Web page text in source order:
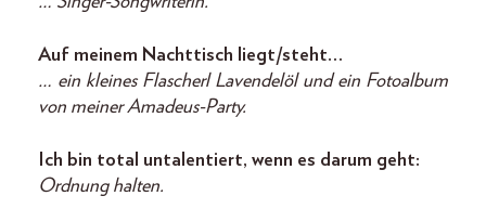
Auf meinem Nachttisch liegt/steht …
… ein kleines Flascherl Lavendelöl und ein Fotoalbum
von meiner Amadeus-Party.
Ich bin total untalentiert, wenn es darum geht:
Ordnung halten.